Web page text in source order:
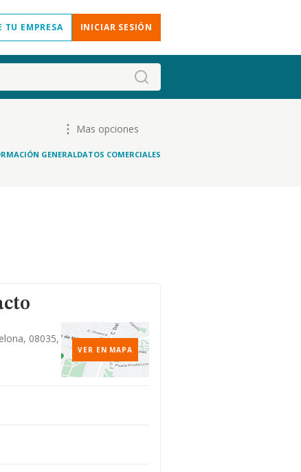
TU EMPRESA INICIAR SESIÓN
Mas opciones
GENERALDATOS COMERCIALES
08035,
VER EN MAPA